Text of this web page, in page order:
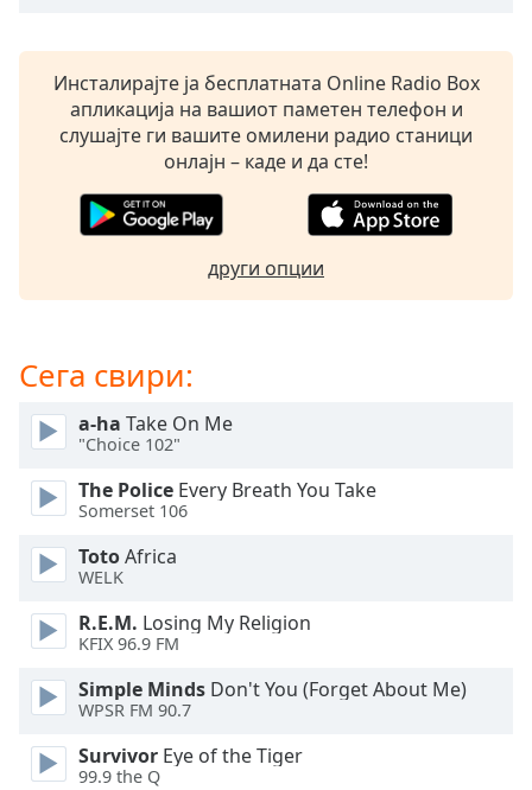
dialog
window.
Opacity
Text
Background
Background
Color
Инсталирајте ја бесплатната Online Radio Box
апликација на вашиот паметен телефон и
слушајте ги вашите омилени радио станици
онлајн – каде и да сте!
други опции
Сега свири:
a-ha Take On Me
"Choice 102"
The Police Every Breath You Take
Somerset 106
TotoAfrica
WELK
R.E.M. Losing My Religion
KFIX 96.9 FM
Simple Minds Don't You (Forget About Me)
WPSR FM 90.7
Survivor Eye of the Tiger
99.9 the Q